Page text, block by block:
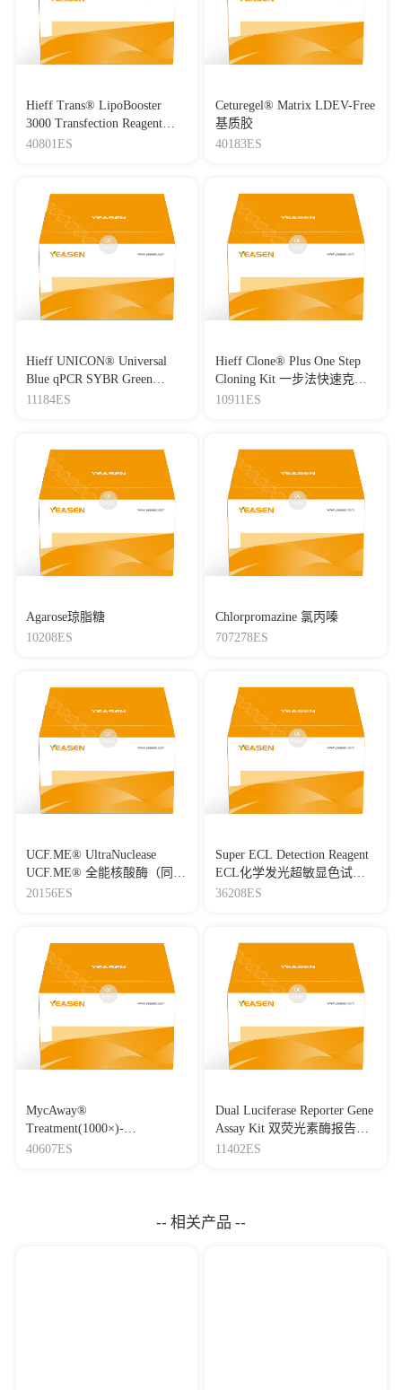
Hieff Trans® LipoBooster
3000 Transfection Reagent
Lipo3000转染试剂
40801ES
Ceturegel® Matrix LDEV-Free
基质胶
40183ES
Hieff UNICON® Universal
Blue qPCR SYBR Green
Master Mix
11184ES
Hieff Clone® Plus One Step
Cloning Kit 一步法快速克隆
试剂盒
10911ES
Agarose琼脂糖
10208ES
Chlorpromazine 氯丙嗪
707278ES
UCF.ME® UltraNuclease
UCF.ME® 全能核酸酶（同
Benzonase）
20156ES
Super ECL Detection Reagent
ECL化学发光超敏显色试剂
盒
36208ES
MycAway®
Treatment(1000×)-
Mycoplasma Elimination
40607ES
Dual Luciferase Reporter Gene
Assay Kit 双荧光素酶报告基
因检测试剂盒
11402ES
-- 相关产品 --